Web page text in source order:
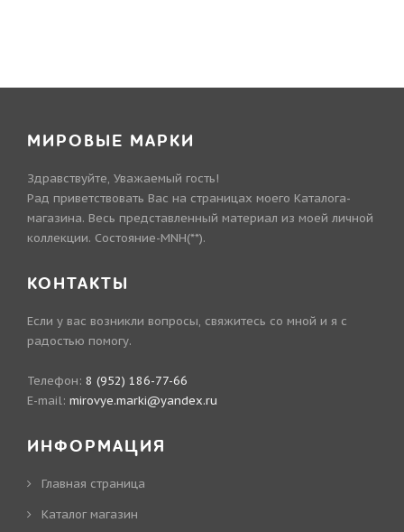
МИРОВЫЕ МАРКИ
Здравствуйте, Уважаемый гость!
Рад приветствовать Вас на страницах моего Каталога-
магазина. Весь представленный материал из моей личной
коллекции. Состояние-MNH(**).
КОНТАКТЫ
Если у вас возникли вопросы, свяжитесь со мной и я с
радостью помогу.
Телефон: 8 (952) 186-77-66
E-mail: mirovye.marki@yandex.ru
ИНФОРМАЦИЯ
Главная страница
Каталог магазин